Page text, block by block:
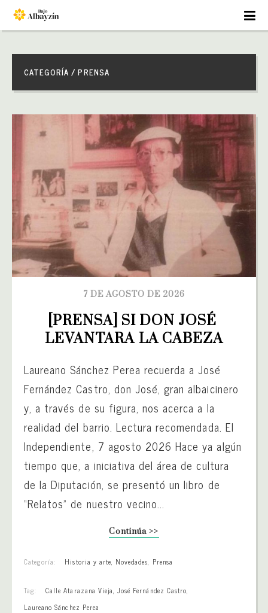
CATEGORÍA / PRENSA
7 DE AGOSTO DE 2026
[PRENSA] SI DON JOSÉ
LEVANTARA LA CABEZA
Laureano Sánchez Perea recuerda a José
Fernández Castro, don José, gran albaicinero
y, a través de su figura, nos acerca a la
realidad del barrio. Lectura recomendada. El
Independiente, 7 agosto 2026 Hace ya algún
tiempo que, a iniciativa del área de cultura
de la Diputación, se presentó un libro de
“Relatos” de nuestro vecino...
Continúa >>
Categoría: Historia y arte, Novedades, Prensa
Tag: Calle Atarazana Vieja,José Fernández Castro,
Laureano Sánchez Perea